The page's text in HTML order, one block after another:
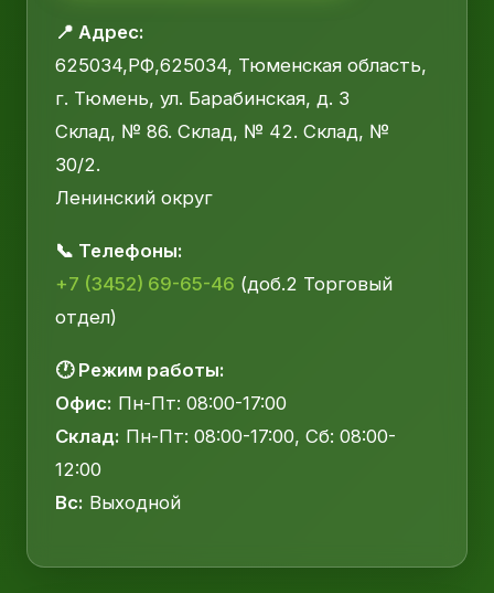
📍 Адрес:
625034,РФ,625034, Тюменская область,
г. Тюмень, ул. Барабинская, д. 3
Склад, № 86. Склад, № 42. Склад, №
30/2.
Ленинский округ
📞 Телефоны:
+7 (3452) 69-65-46 (доб.2 Торговый
отдел)
🕐 Режим работы:
Офис: Пн-Пт: 08:00-17:00
Склад: Пн-Пт: 08:00-17:00, Сб: 08:00-
12:00
Вс: Выходной